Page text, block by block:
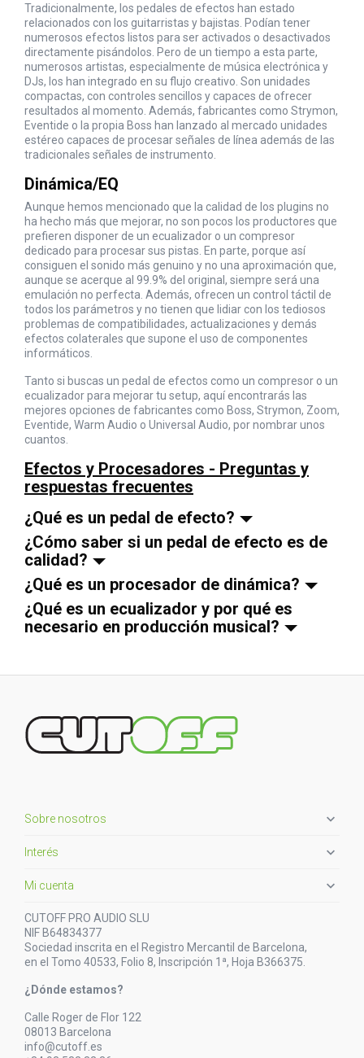
Tradicionalmente, los pedales de efectos han estado
relacionados con los guitarristas y bajistas. Podían tener
numerosos efectos listos para ser activados o desactivados
directamente pisándolos. Pero de un tiempo a esta parte,
numerosos artistas, especialmente de música electrónica y
DJs, los han integrado en su flujo creativo. Son unidades
compactas, con controles sencillos y capaces de ofrecer
resultados al momento. Además, fabricantes como Strymon,
Eventide o la propia Boss han lanzado al mercado unidades
estéreo capaces de procesar señales de línea además de las
tradicionales señales de instrumento.
Dinámica/EQ
Aunque hemos mencionado que la calidad de los plugins no
ha hecho más que mejorar, no son pocos los productores que
prefieren disponer de un ecualizador o un compresor
dedicado para procesar sus pistas. En parte, porque así
consiguen el sonido más genuino y no una aproximación que,
aunque se acerque al 99.9% del original, siempre será una
emulación no perfecta. Además, ofrecen un control táctil de
todos los parámetros y no tienen que lidiar con los tediosos
problemas de compatibilidades, actualizaciones y demás
efectos colaterales que supone el uso de componentes
informáticos.
Tanto si buscas un pedal de efectos como un compresor o un
ecualizador para mejorar tu setup, aquí encontrarás las
mejores opciones de fabricantes como Boss, Strymon, Zoom,
Eventide, Warm Audio o Universal Audio, por nombrar unos
cuantos.
Efectos y Procesadores - Preguntas y
respuestas frecuentes
¿Qué es un pedal de efecto?
¿Cómo saber si un pedal de efecto es de
calidad?
¿Qué es un procesador de dinámica?
¿Qué es un ecualizador y por qué es
necesario en producción musical?
Sobre nosotros 
Interés 
Mi cuenta 
CUTOFF PRO AUDIO SLU
NIF B64834377
Sociedad inscrita en el Registro Mercantil de Barcelona,
en el Tomo 40533, Folio 8, Inscripción 1ª, Hoja B366375.
¿Dónde estamos?
Calle Roger de Flor 122
08013 Barcelona
info@cutoff.es